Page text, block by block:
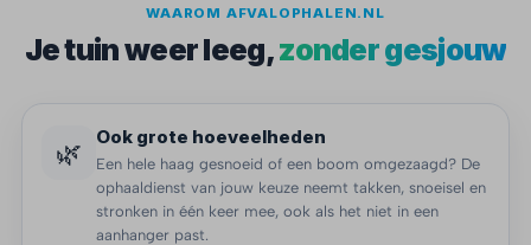
WAAROM AFVALOPHALEN.NL
Je tuin weer leeg,zonder gesjouw
🌿 Ook grote hoeveelheden
Een hele haag gesnoeid of een boom omgezaagd? De
ophaaldienst van jouw keuze neemt takken, snoeisel en
stronken in één keer mee, ook als het niet in een
aanhanger past.